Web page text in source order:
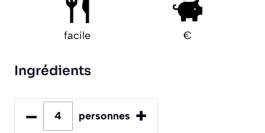
facile €
Ingrédients
– personnes +